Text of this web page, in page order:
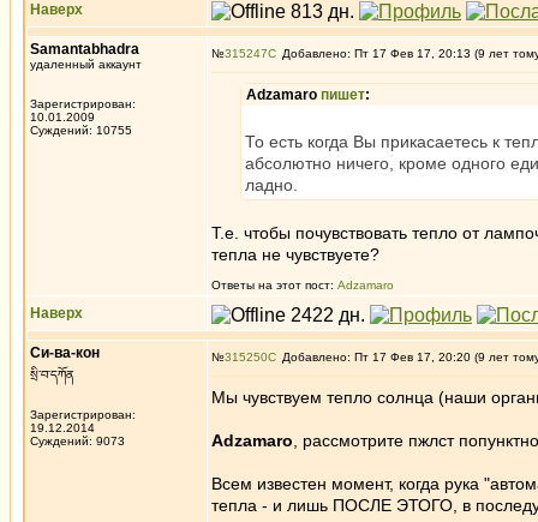
Наверх
Samantabhadra
удаленный аккаунт
Зарегистрирован:
10.01.2009
Суждений: 10755
№315247 Добавлено: Пт 17 Фев 17, 20:13 (9 лет
Adzamaro пишет:
То есть когда Вы прикасаетесь к
абсолютно ничего, кроме одного
ладно.
Т.е. чтобы почувствовать тепло от
тепла не чувствуете?
Ответы на этот пост: Adzamaro
Наверх
Си-ва-кон
སྲི་བ་དཀོན
Зарегистрирован:
19.12.2014
Суждений: 9073
№315250 Добавлено: Пт 17 Фев 17, 20:20 (9 лет
Мы чувствуем тепло солнца (наши
Adzamaro , рассмотрите пжлст попунктно
Всем известен момент, когда рука
тепла - и лишь ПОСЛЕ ЭТОГО, в